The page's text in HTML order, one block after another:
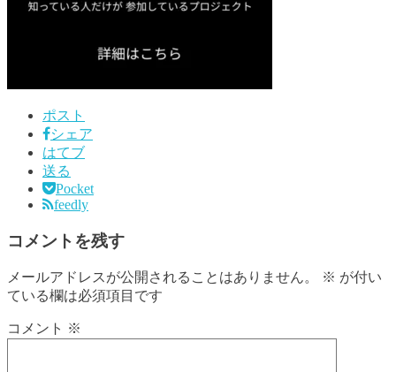
ポスト
シェア
はてブ
送る
Pocket
feedly
コメントを残す
メールアドレスが公開されることはありません。 ※ が付い
ている欄は必須項目です
コメント ※